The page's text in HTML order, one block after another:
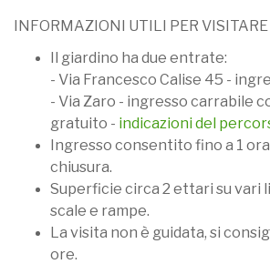
INFORMAZIONI UTILI PER
Il giardino ha due entrate:
- Via Francesco Calise 45 -
- Via Zaro - ingresso carrabile
gratuito - indicazioni del
Ingresso consentito fino a 1
chiusura.
Superficie circa 2 ettari su vari
scale e rampe.
La visita non è guidata, si
ore.